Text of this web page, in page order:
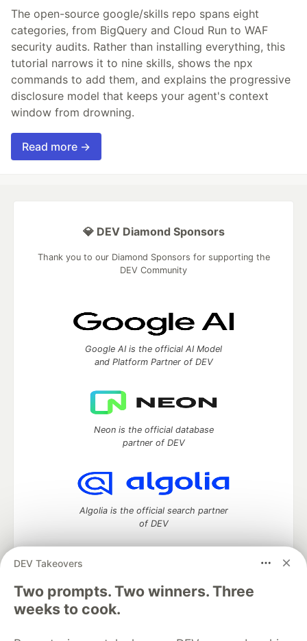
The open-source google/skills repo spans eight
categories, from BigQuery and Cloud Run to WAF
security audits. Rather than installing everything, this
tutorial narrows it to nine skills, shows the npx
commands to add them, and explains the progressive
disclosure model that keeps your agent's context
window from drowning.
Read more →
DEV Takeovers
Two prompts. Two winners. Three
weeks to cook.
💎 DEV Diamond Sponsors
Thank you to our Diamond Sponsors for supporting the
DEV Community
Google AI is the official AI Model
and Platform Partner of DEV
Neon is the official database
partner of DEV
Algolia is the official search partner
of DEV
DEV Community— A space to discuss and keep up software
development and manage your software career
Home
DEV Challenges